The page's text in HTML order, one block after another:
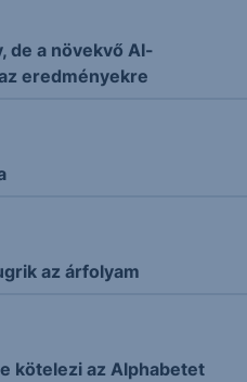
de a növekvő AI-
eredményekre
az árfolyam
kötelezi az Alphabetet